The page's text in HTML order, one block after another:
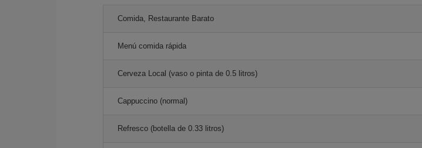
Comida, Restaurante Barato
Menú comida rápida
Cerveza Local (vaso o pinta de 0.5 litros)
Cappuccino (normal)
Refresco (botella de 0.33 litros)